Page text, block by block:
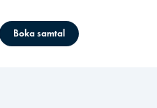
Boka samtal